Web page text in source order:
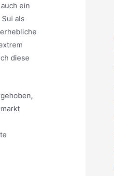
ein
als
diese